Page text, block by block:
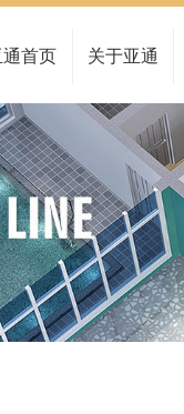
通首页 关于亚通
公司概况
全国布局
研发实力
博士后工作站
合作伙伴
工程案例